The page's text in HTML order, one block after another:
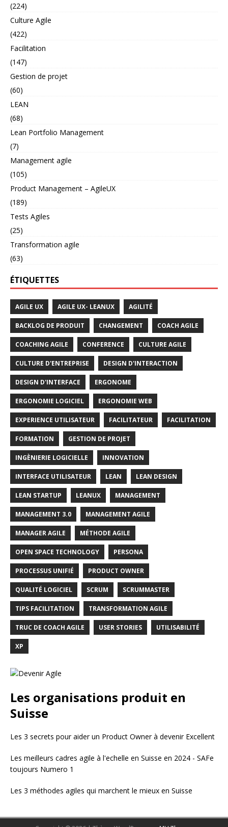
(224)
Culture Agile
(422)
Facilitation
(147)
Gestion de projet
(60)
LEAN
(68)
Lean Portfolio Management
(7)
Management agile
(105)
Product Management – AgileUX
(189)
Tests Agiles
(25)
Transformation agile
(63)
ÉTIQUETTES
AGILE UX AGILE UX- LEANUX AGILITÉ
BACKLOG DE PRODUIT CHANGEMENT COACH AGILE
COACHING AGILE CONFERENCE CULTURE AGILE
CULTURE D'ENTREPRISE DESIGN D'INTERACTION
DESIGN D'INTERFACE ERGONOME
ERGONOMIE LOGICIEL ERGONOMIE WEB
EXPERIENCE UTILISATEUR FACILITATEUR FACILITATION
FORMATION GESTION DE PROJET
INGÈNIERIE LOGICIELLE INNOVATION
INTERFACE UTILISATEUR LEAN LEAN DESIGN
LEAN STARTUP LEANUX MANAGEMENT
MANAGEMENT 3.0 MANAGEMENT AGILE
MANAGER AGILE MÉTHODE AGILE
OPEN SPACE TECHNOLOGY PERSONA
PROCESSUS UNIFIÉ PRODUCT OWNER
QUALITÉ LOGICIEL SCRUM SCRUMMASTER
TIPS FACILITATION TRANSFORMATION AGILE
TRUC DE COACH AGILE USER STORIES UTILISABILITÉ
XP
Les organisations produit en
Suisse
Les 3 secrets pour aider un Product Owner à devenir Excellent
Les meilleurs cadres agile à l'echelle en Suisse en 2024 - SAFe
toujours Numero 1
Les 3 méthodes agiles qui marchent le mieux en Suisse